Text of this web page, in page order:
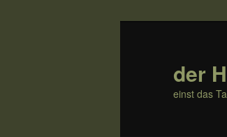
der
einst das